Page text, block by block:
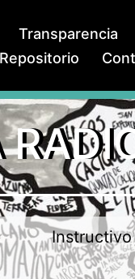
Transparencia
Repositorio